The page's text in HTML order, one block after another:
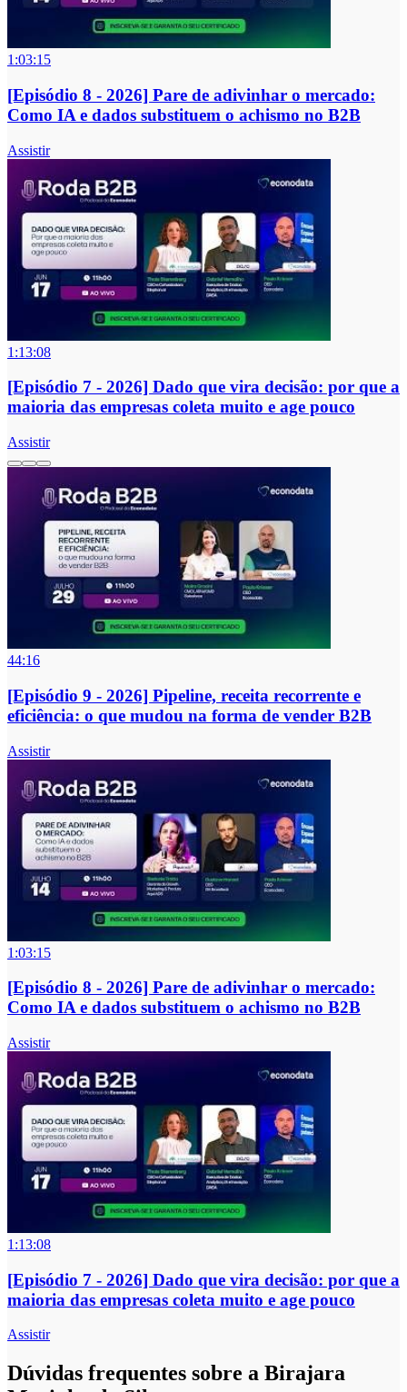
1:03:15
[Episódio 8 - 2026] Pare de adivinhar o mercado:
Como IA e dados substituem o achismo no B2B
Assistir
1:13:08
[Episódio 7 - 2026] Dado que vira decisão: por que a
maioria das empresas coleta muito e age pouco
Assistir
44:16
[Episódio 9 - 2026] Pipeline, receita recorrente e
eficiência: o que mudou na forma de vender B2B
Assistir
1:03:15
[Episódio 8 - 2026] Pare de adivinhar o mercado:
Como IA e dados substituem o achismo no B2B
Assistir
1:13:08
[Episódio 7 - 2026] Dado que vira decisão: por que a
maioria das empresas coleta muito e age pouco
Assistir
Dúvidas frequentes sobre a Birajara